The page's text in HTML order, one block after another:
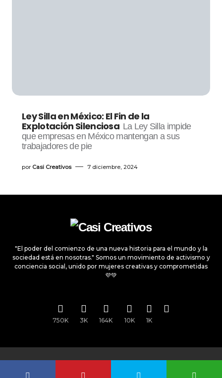
Ley Silla en México: El Fin de la
Explotación Silenciosa La Ley Silla impide
que empresas en México mantengan a sus
trabajadores de pie
por Casi Creativos 7 diciembre, 2024
"El poder del comienzo de una nueva historia para el mundo y la
sociedad está en nosotras." Somos un movimiento de activismo y
conciencia social, unido por mujeres creativas y comprometidas
💜💚
750K 3K 164K 10K 1K